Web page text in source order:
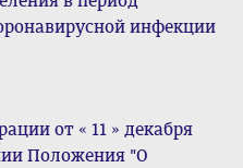
инфекции
от « 11 » декабря
Положения "О